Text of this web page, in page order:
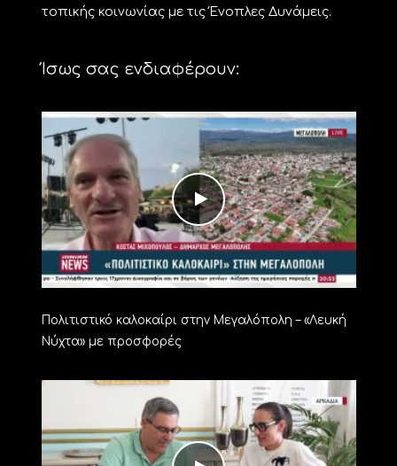
τοπικής κοινωνίας με τις Ένοπλες Δυνάμεις.
Ίσως σας ενδιαφέρουν:
Πολιτιστικό καλοκαίρι στην Μεγαλόπολη – «Λευκή
Νύχτα» με προσφορές